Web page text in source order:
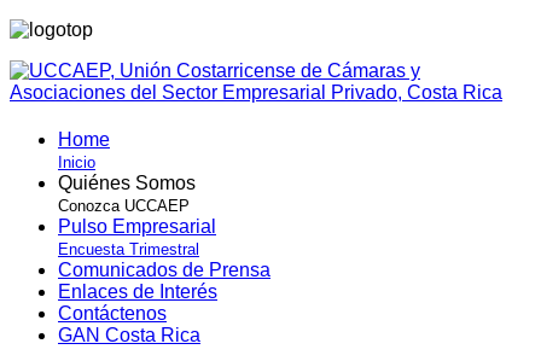
Home
Inicio
Quiénes Somos
Conozca UCCAEP
Pulso Empresarial
Encuesta Trimestral
Comunicados de Prensa
Enlaces de Interés
Contáctenos
GAN Costa Rica